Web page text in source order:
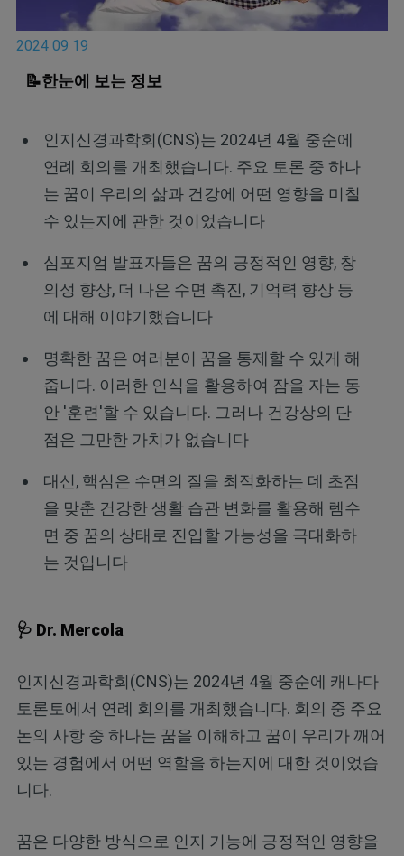
2024 09 19
📝한눈에 보는 정보
인지신경과학회(CNS)는 2024년 4월 중순에
연례 회의를 개최했습니다. 주요 토론 중 하나
는 꿈이 우리의 삶과 건강에 어떤 영향을 미칠
수 있는지에 관한 것이었습니다
심포지엄 발표자들은 꿈의 긍정적인 영향, 창
의성 향상, 더 나은 수면 촉진, 기억력 향상 등
에 대해 이야기했습니다
명확한 꿈은 여러분이 꿈을 통제할 수 있게 해
줍니다. 이러한 인식을 활용하여 잠을 자는 동
안 '훈련'할 수 있습니다. 그러나 건강상의 단
점은 그만한 가치가 없습니다
대신, 핵심은 수면의 질을 최적화하는 데 초점
을 맞춘 건강한 생활 습관 변화를 활용해 렘수
면 중 꿈의 상태로 진입할 가능성을 극대화하
는 것입니다
🩺 Dr. Mercola
인지신경과학회(CNS)는 2024년 4월 중순에 캐나다
토론토에서 연례 회의를 개최했습니다. 회의 중 주요
논의 사항 중 하나는 꿈을 이해하고 꿈이 우리가 깨어
있는 경험에서 어떤 역할을 하는지에 대한 것이었습
니다.
꿈은 다양한 방식으로 인지 기능에 긍정적인 영향을